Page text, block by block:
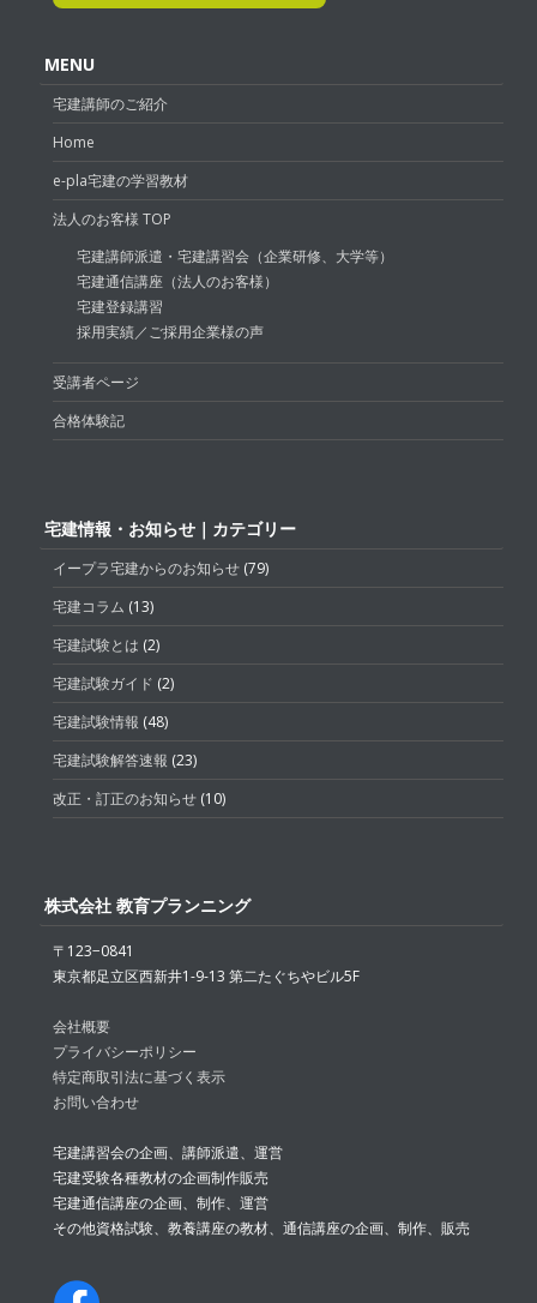
MENU
宅建講師のご紹介
Home
e-pla宅建の学習教材
法人のお客様 TOP
宅建講師派遣・宅建講習会（企業研修、大学等）
宅建通信講座（法人のお客様）
宅建登録講習
採用実績／ご採用企業様の声
受講者ページ
合格体験記
宅建情報・お知らせ｜カテゴリー
イープラ宅建からのお知らせ (79)
宅建コラム (13)
宅建試験とは (2)
宅建試験ガイド (2)
宅建試験情報 (48)
宅建試験解答速報 (23)
改正・訂正のお知らせ (10)
株式会社 教育プランニング
〒123−0841
東京都足立区西新井1-9-13 第二たぐちやビル5F
会社概要
プライバシーポリシー
特定商取引法に基づく表示
お問い合わせ
宅建講習会の企画、講師派遣、運営
宅建受験各種教材の企画制作販売
宅建通信講座の企画、制作、運営
その他資格試験、教養講座の教材、通信講座の企画、制作、販売